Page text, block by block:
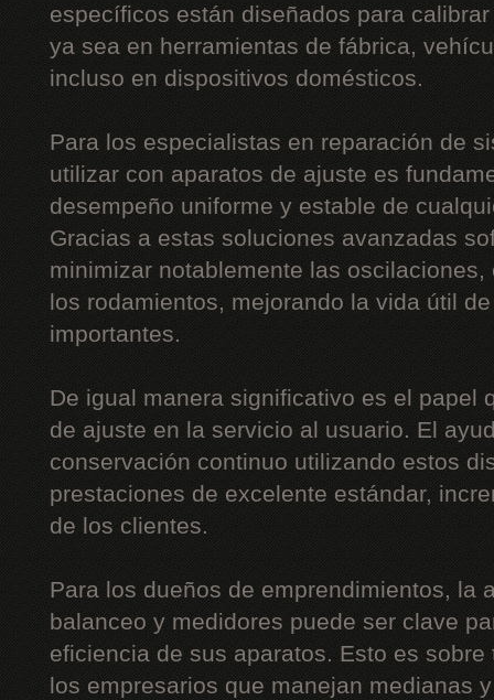
específicos están diseñados para
ya sea en herramientas de fábrica,
incluso en dispositivos domésticos.
Para los especialistas en reparación de
utilizar con aparatos de ajuste es
desempeño uniforme y estable de
Gracias a estas soluciones avanzadas
minimizar notablemente las
los rodamientos, mejorando la vida útil
importantes.
De igual manera significativo es el papel
de ajuste en la servicio al usuario. El
conservación continuo utilizando estos
prestaciones de excelente estándar,
de los clientes.
Para los dueños de emprendimientos, la
balanceo y medidores puede ser clave
eficiencia de sus aparatos. Esto es
los empresarios que manejan medianas